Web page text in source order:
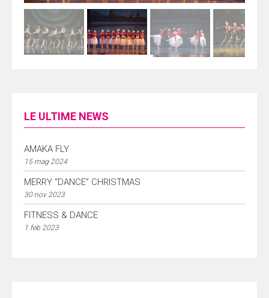
LE ULTIME NEWS
AMAKA FLY
15 mag 2024
MERRY “DANCE” CHRISTMAS
30 nov 2023
FITNESS & DANCE
1 feb 2023